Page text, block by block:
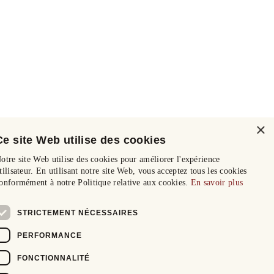
×
site Web utilise des cookies
site Web utilise des cookies pour améliorer l'expérience
En utilisant notre site Web, vous acceptez tous les cookies
à notre Politique relative aux cookies. En savoir plus
STRICTEMENT NÉCESSAIRES
PERFORMANCE
FONCTIONNALITÉ